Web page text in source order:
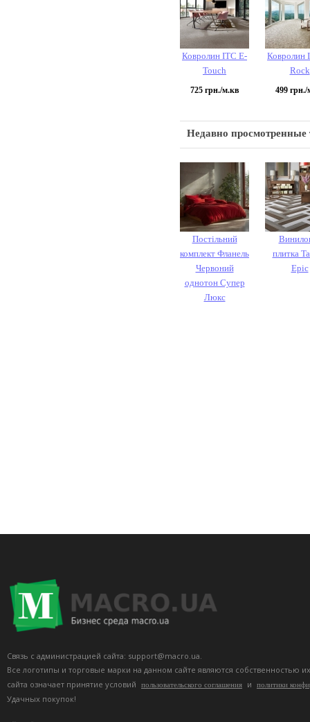
Ковролин ITC E-
Touch
725 грн./м.кв
Ковролин
Rock
499 грн./
Недавно просмотренные
Постільний
комплект Фланель
Червоний
однотон Супер
Люкс
плитка
Epic
Связь с администрацией сайта: support@macro.ua.
Все логотипы и торговые марки на данном сайте являются собственностью
сайта означает принятие условий
пользовательского соглашения и политики
Удачных покупок!